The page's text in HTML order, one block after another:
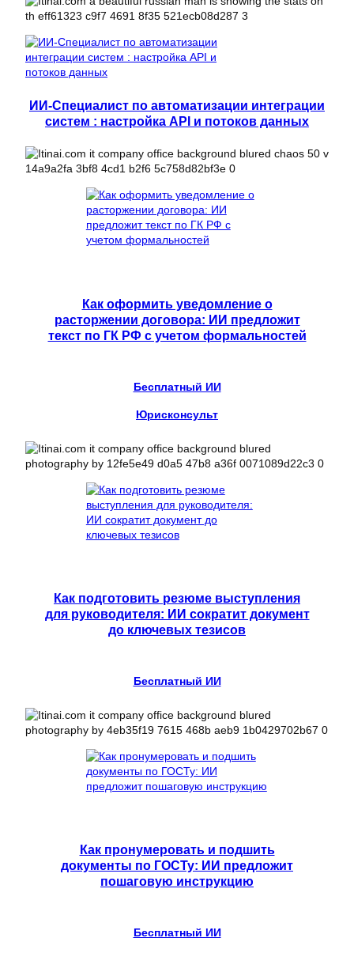
ИИ-Специалист по автоматизации интеграции
систем : настройка API и потоков данных
Как оформить уведомление о
расторжении договора: ИИ предложит
текст по ГК РФ с учетом формальностей
Бесплатный ИИ
Юрисконсульт
Как подготовить резюме выступления
для руководителя: ИИ сократит документ
до ключевых тезисов
Бесплатный ИИ
Как пронумеровать и подшить
документы по ГОСТу: ИИ предложит
пошаговую инструкцию
Бесплатный ИИ